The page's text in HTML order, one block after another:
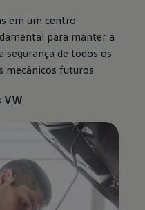
em um centro
para manter a
de todos os
mecânicos futuros.
VW